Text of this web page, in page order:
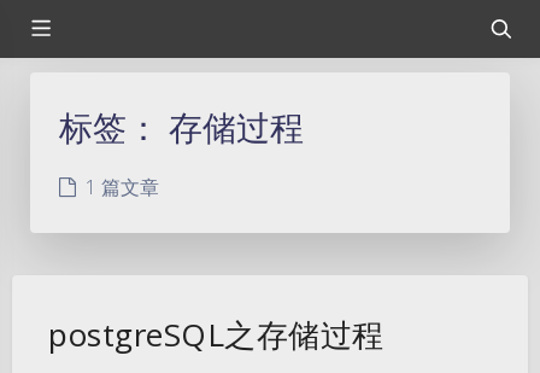
标签： 存储过程
1 篇文章
postgreSQL之存储过程